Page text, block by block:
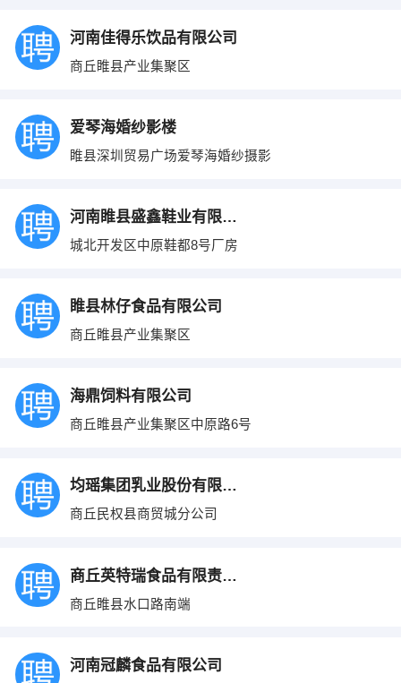
河南佳得乐饮品有限公司
商丘睢县产业集聚区
爱琴海婚纱影楼
睢县深圳贸易广场爱琴海婚纱摄影
河南睢县盛鑫鞋业有限公司
城北开发区中原鞋都8号厂房
睢县林仔食品有限公司
商丘睢县产业集聚区
海鼎饲料有限公司
商丘睢县产业集聚区中原路6号
均瑶集团乳业股份有限责任公司
商丘民权县商贸城分公司
商丘英特瑞食品有限责任公司
商丘睢县水口路南端
河南冠麟食品有限公司